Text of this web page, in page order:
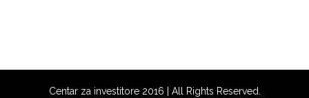
Centar za investitore 2016 | All Rights Reserved.